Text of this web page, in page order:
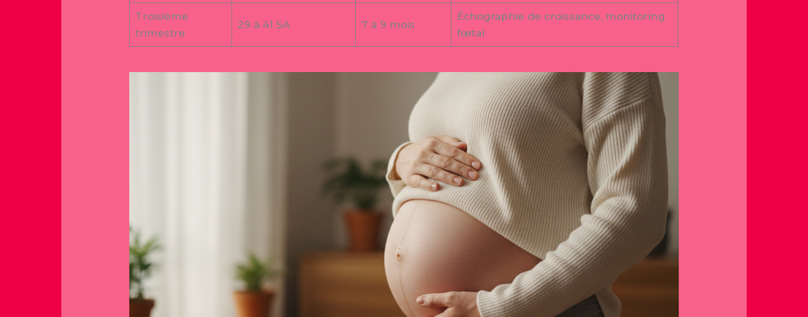
Troisième
trimestre
29 à 41 SA 7 à 9 mois
Échographie de croissance, monitoring
fœtal